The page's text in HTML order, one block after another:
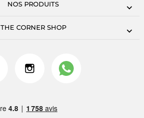
NOS PRODUITS
THE CORNER SHOP